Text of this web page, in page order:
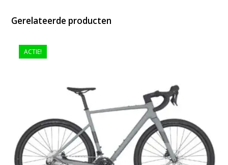
Gerelateerde producten
ACTIE!